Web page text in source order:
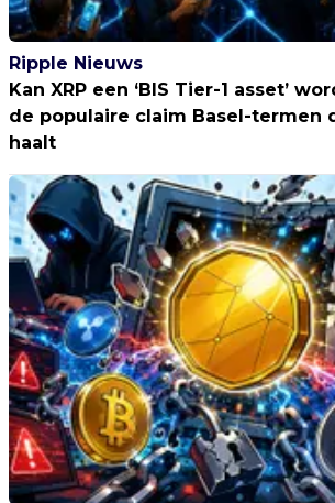
Ripple Nieuws
Kan XRP een ‘BIS Tier-1 asset’
de populaire claim Basel-termen
haalt